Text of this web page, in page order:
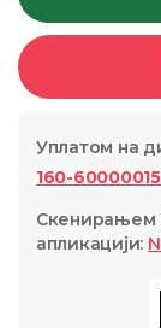
Уплатом на
160-
Скенирањем
апликацији: